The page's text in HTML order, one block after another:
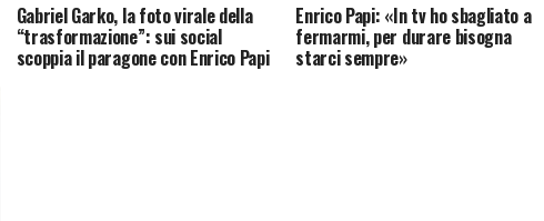
Gabriel Garko, la foto virale della
“trasformazione”: sui social
scoppia il paragone con Enrico Papi
Enrico Papi: «In tv ho sbagliato a
fermarmi, per durare bisogna
starci sempre»